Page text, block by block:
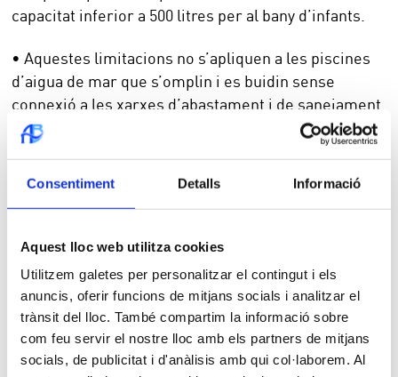
Consentiment Detalls Informació
Aquest lloc web utilitza cookies
Utilitzem galetes per personalitzar el contingut i els
anuncis, oferir funcions de mitjans socials i analitzar el
trànsit del lloc. També compartim la informació sobre
com feu servir el nostre lloc amb els partners de mitjans
socials, de publicitat i d'anàlisis amb qui col·laborem. Al
capacitat inferior a 500 litres per al bany d’infants.
• Aquestes limitacions no s’apliquen a les piscines
d’aigua de mar que s’omplin i es buidin sense
connexió a les xarxes d’abastament i de sanejament
públiques.
NETEJA de vehicles- l’ús de l’aigua queda limitat a:
· Neteja en establiments comercials dedicats a
aquesta activitat que compten amb sistemes de
recirculació de l'aigua. Fora d’aquests establiments
només es permet la neteja de vidres, miralls,
retrovisors, llums i plaques de matrícula amb
esponja i galleda.